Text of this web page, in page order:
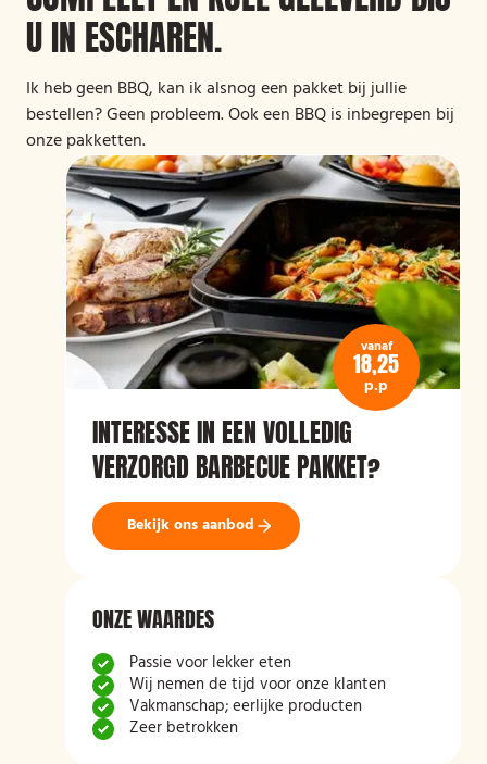
U IN ESCHAREN.
Ik heb geen BBQ, kan ik alsnog een pakket bij jullie
bestellen? Geen probleem. Ook een BBQ is inbegrepen bij
onze pakketten.
vanaf
18,25
p.p
INTERESSE IN EEN VOLLEDIG
VERZORGD BARBECUE PAKKET?
Bekijk ons aanbod
ONZE WAARDES
Passie voor lekker eten
Wij nemen de tijd voor onze klanten
Vakmanschap; eerlijke producten
Zeer betrokken